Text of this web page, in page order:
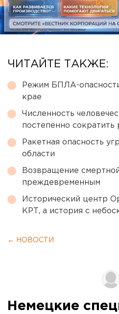
ЧИТАЙТЕ ТАКЖЕ:
Режим БПЛА-
крае
Численность
постепенно сократить
Ракетная опасность
области
Возвращение
преждевременным
Исторический центр
КРТ, а история с
← НОВОСТИ
Немецкие